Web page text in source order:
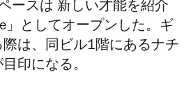
ースは 新しい才能を紹介
」としてオープンした。ギ
は、同ビル1階にあるナチ
印になる。